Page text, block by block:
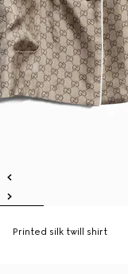
Printed silk twill shirt